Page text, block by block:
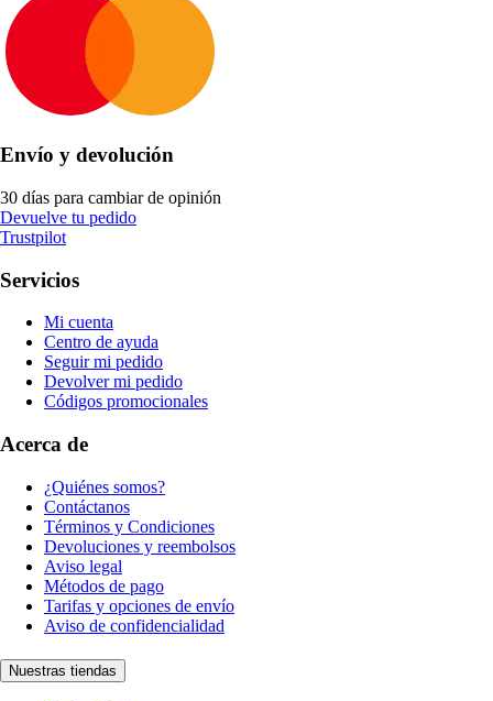
Envío y devolución
30 días para cambiar de opinión
Devuelve tu pedido
Trustpilot
Servicios
Mi cuenta
Centro de ayuda
Seguir mi pedido
Devolver mi pedido
Códigos promocionales
Acerca de
¿Quiénes somos?
Contáctanos
Términos y Condiciones
Devoluciones y reembolsos
Aviso legal
Métodos de pago
Tarifas y opciones de envío
Aviso de confidencialidad
Nuestras tiendas